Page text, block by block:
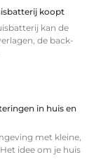
koopt
kan de
de back-
in huis en
met kleine,
idee om je huis